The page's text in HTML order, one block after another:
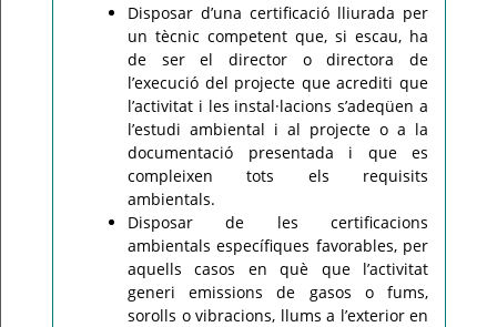
Disposar d’una certificació lliurada per
un tècnic competent que, si escau, ha
de ser el director o directora de
l’execució del projecte que acrediti que
l’activitat i les instal·lacions s’adeqüen a
l’estudi ambiental i al projecte o a la
documentació presentada i que es
compleixen tots els requisits
ambientals.
Disposar de les certificacions
ambientals específiques favorables, per
aquells casos en què que l’activitat
generi emissions de gasos o fums,
sorolls o vibracions, llums a l’exterior en